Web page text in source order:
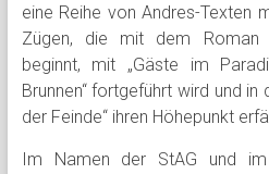
eine Reihe von Andres-Texten
Zügen, die mit dem Roman
beginnt, mit „Gäste im
Brunnen“ fortgeführt wird und
der Feinde“ ihren Höhepunkt
Im Namen der StAG und